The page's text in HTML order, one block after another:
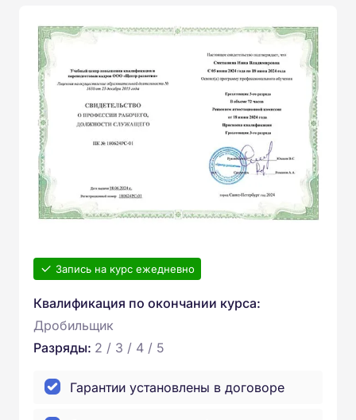
Запись на курс ежедневно
Квалификация по окончании курса:
Дробильщик
Разряды: 2 / 3 / 4 / 5
Гарантии установлены в договоре